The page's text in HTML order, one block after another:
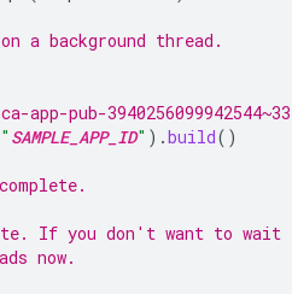
on a background thread.
pub-
" SAMPLE_APP_ID" ).build()
If you don't want to wait
now.